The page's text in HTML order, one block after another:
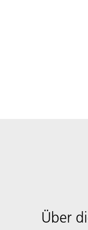
Über